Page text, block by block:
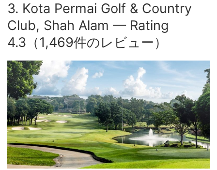
3. Kota Permai Golf & Country
Club, Shah Alam — Rating
4.3（1,469件のレビュー）